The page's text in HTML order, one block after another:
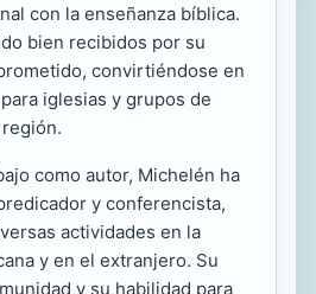
con la enseñanza bíblica.
bien recibidos por su
convirtiéndose en
iglesias y grupos de
como autor, Michelén ha
y conferencista,
actividades en la
y en el extranjero. Su
y su habilidad para